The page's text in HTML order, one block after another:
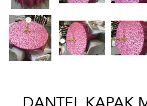
DANTEL KAPAK